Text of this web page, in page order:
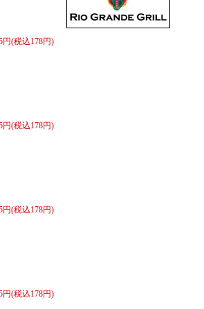
円(税込178円)
円(税込178円)
円(税込178円)
円(税込178円)